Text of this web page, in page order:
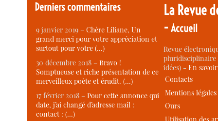
Derniers commentaires
9 janvier 2019 –Chère Liliane, Un
grand merci pour votre appréciation et
surtout pour votre (…)
30 décembre 2018 –Bravo !
Somptueuse et riche présentation de ce
merveilleux poète et érudit. (…)
17 février 2018 –Pour cette annonce qui
date, j’ai changé d’adresse mail :
contact : (…)
La Revue
-Accueil
Revue
idées) -En
Contacts
Mentions légales
Ours